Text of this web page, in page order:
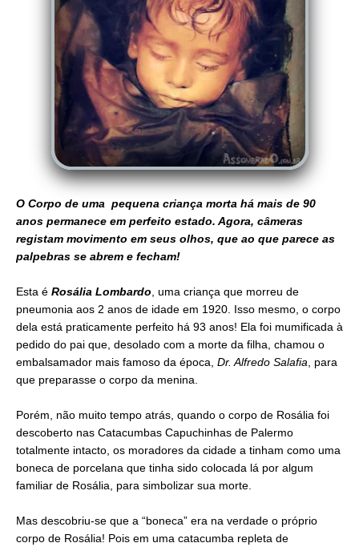
O Corpo de uma pequena criança morta há mais de 90
anos permanece em perfeito estado. Agora, câmeras
registam movimento em seus olhos, que ao que parece as
palpebras se abrem e fecham!
Esta é Rosália Lombardo, uma criança que morreu de
pneumonia aos 2 anos de idade em 1920. Isso mesmo, o corpo
dela está praticamente perfeito há 93 anos! Ela foi mumificada à
pedido do pai que, desolado com a morte da filha, chamou o
embalsamador mais famoso da época, Dr. Alfredo Salafia, para
que preparasse o corpo da menina.
Porém, não muito tempo atrás, quando o corpo de Rosália foi
descoberto nas Catacumbas Capuchinhas de Palermo
totalmente intacto, os moradores da cidade a tinham como uma
boneca de porcelana que tinha sido colocada lá por algum
familiar de Rosália, para simbolizar sua morte.
Mas descobriu-se que a “boneca” era na verdade o próprio
corpo de Rosália! Pois em uma catacumba repleta de